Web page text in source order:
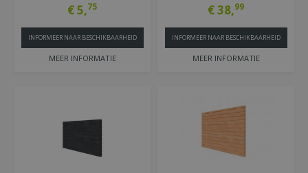
€5,75
MEER INFORMATIE
INFORMEER NAAR BESCHIKBAARHEID
€38,99
MEER INFORMATIE
INFORMEER NAAR BESCHIKBAARHEID